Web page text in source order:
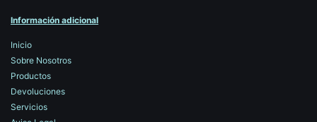
Información adicional
Inicio
Sobre Nosotros
Productos
Devoluciones
Servicios